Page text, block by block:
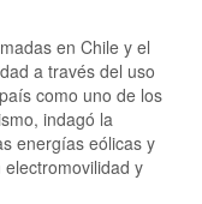
en Chile y el
a través del uso
como uno de los
indagó la
energías eólicas y
y